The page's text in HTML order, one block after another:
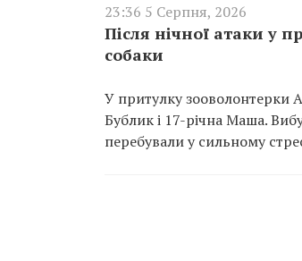
23:36 5 Серпня, 2026
Після нічної атаки у
собаки
У притулку зооволонтерки
Бублик і 17-річна Маша.
перебували у сильному